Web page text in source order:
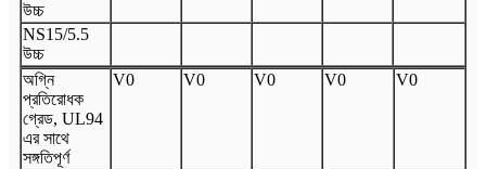
উচ্চ
NS15/5.5
উচ্চ
অগ্নি
প্রতিরোধক
গ্রেড, UL94
এর সাথে
সঙ্গতিপূর্ণ
V0 V0 V0 V0 V0